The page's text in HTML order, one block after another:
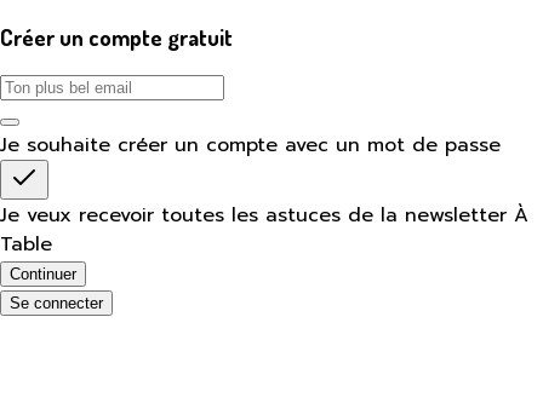
Créer un compte gratuit
Je souhaite créer un compte avec un mot de passe
Je veux recevoir toutes les astuces de la newsletter À
Table
Continuer
Se connecter